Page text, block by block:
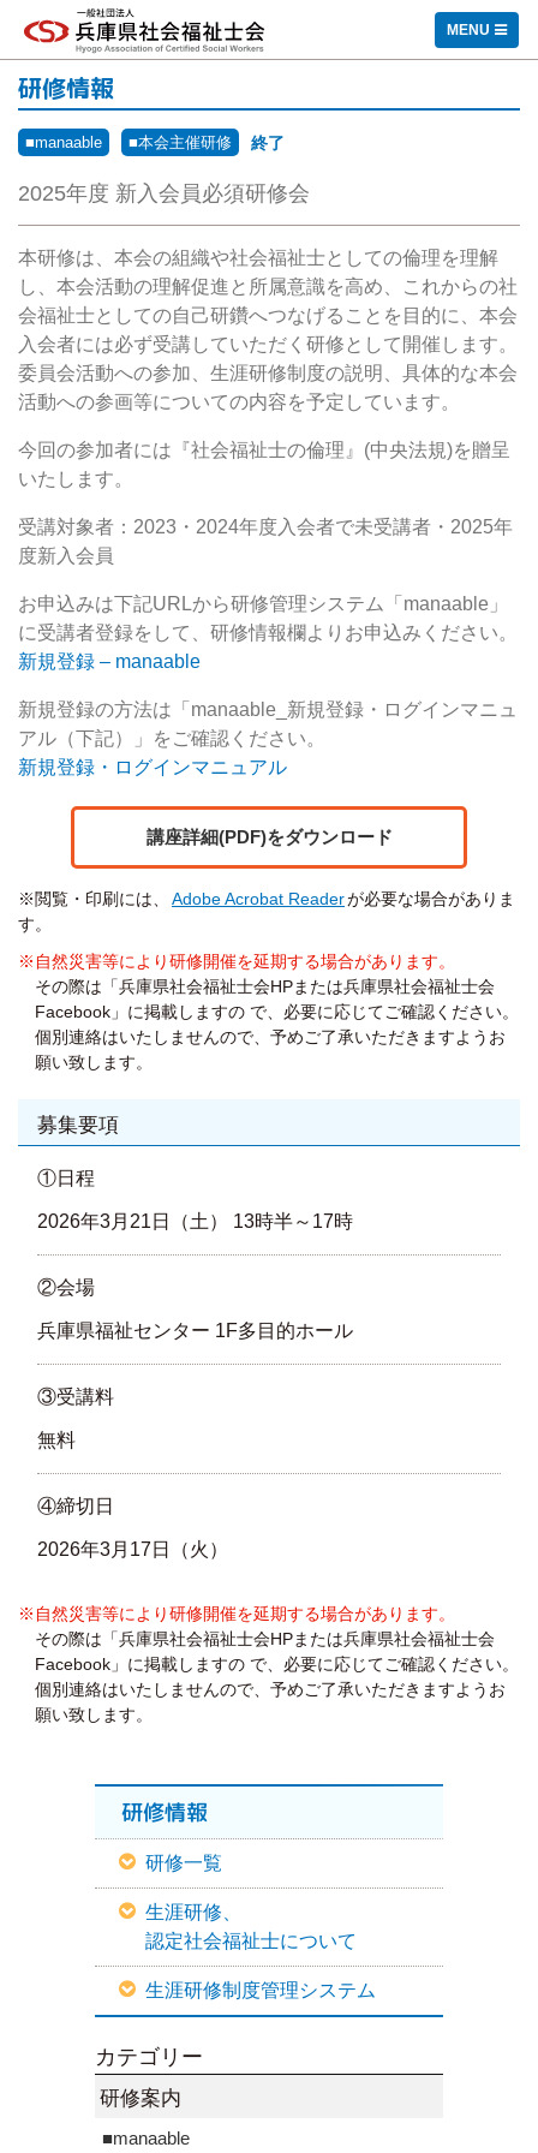
一般社団法人 兵庫県社会福祉士会
MENU
研修情報
■manaable ■本会主催研修 終了
2025年度 新入会員必須研修会
本研修は、本会の組織や社会福祉士としての倫理を理解
し、本会活動の理解促進と所属意識を高め、これからの社
会福祉士としての自己研鑽へつなげることを目的に、本会
入会者には必ず受講していただく研修として開催します。
委員会活動への参加、生涯研修制度の説明、具体的な本会
活動への参画等についての内容を予定しています。
今回の参加者には『社会福祉士の倫理』(中央法規)を贈呈
いたします。
受講対象者：2023・2024年度入会者で未受講者・2025年
度新入会員
お申込みは下記URLから研修管理システム「 manaable 」
に受講者登録をして、研修情報欄よりお申込みください。
新規登録 – manaable
新規登録の方法は「 manaable_ 新規登録・ログインマニュ
アル（下記）」をご確認ください。
新規登録・ログインマニュアル
講座詳細(PDF)をダウンロード
※閲覧・印刷には、 Adobe Acrobat Readerが必要な場合がありま
す。
※自然災害等により研修開催を延期する場合があります。
その際は「兵庫県社会福祉士会HPまたは兵庫県社会福祉士会
Facebook」に掲載しますの で、必要に応じてご確認ください。
個別連絡はいたしませんので、予めご了承いただきますようお
願い致します。
募集要項
①日程
2026年3月21日（土） 13時半～17時
②会場
兵庫県福祉センター 1F多目的ホール
③受講料
無料
④締切日
2026年3月17日（火）
※自然災害等により研修開催を延期する場合があります。
その際は「兵庫県社会福祉士会HPまたは兵庫県社会福祉士会
Facebook」に掲載しますの で、必要に応じてご確認ください。
個別連絡はいたしませんので、予めご了承いただきますようお
願い致します。
研修情報
研修一覧
生涯研修、
認定社会福祉士について
生涯研修制度管理システム
カテゴリー
研修案内
■manaable